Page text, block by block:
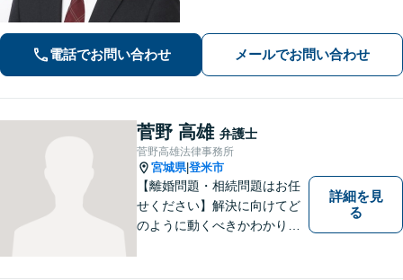
用は契約前に分かりやすくご説明しま
す。一度ご相談ください【夜間・休日
相談可】
電話でお問い合わせ メールでお問い合わせ
菅野 高雄 弁護士
菅野高雄法律事務所
宮城県|登米市
【離婚問題・相続問題はお任
せください】解決に向けてど
のように動くべきかわかりや
詳細を見
る